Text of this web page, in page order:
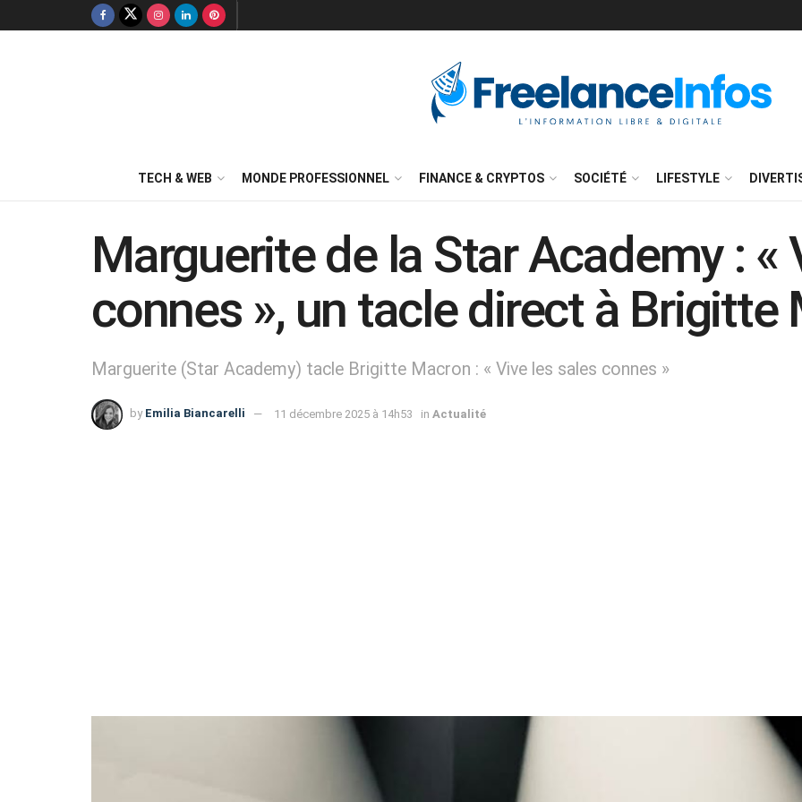
TECH & WEB MONDE PROFESSIONNEL FINANCE & CRYPTOS SOCIÉTÉ LIFESTYLE
Marguerite de la Star Academy : «
connes », un tacle direct à Brigitte
Marguerite (Star Academy) tacle Brigitte Macron : « Vive les sales connes »
by Emilia Biancarelli 11 décembre 2025 à 14h53 in Actualité